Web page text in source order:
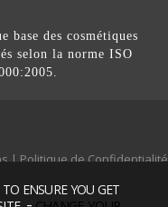
ENSURE YOU GET
base des cosmétiques
selon la norme ISO
| Politique de Confidentialité